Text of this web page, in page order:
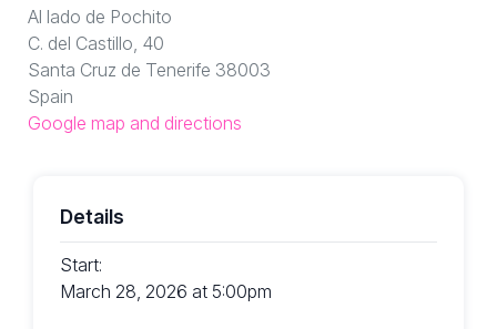
Al lado de Pochito
C. del Castillo, 40
Santa Cruz de Tenerife 38003
Spain
Google map and directions
Details
Start:
March 28, 2026 at 5:00pm